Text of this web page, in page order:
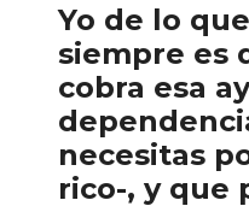
Yo de lo
siempre es
cobra esa
necesitas
rico-, y que